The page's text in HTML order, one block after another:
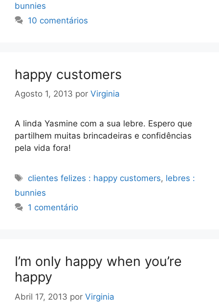
bunnies
10 comentários
happy customers
Agosto 1, 2013 por Virginia
A linda Yasmine com a sua lebre. Espero que
partilhem muitas brincadeiras e confidências
pela vida fora!
Etiquetas
clientes felizes : happy customers, lebres :
bunnies
1 comentário
I’m only happy when you’re
happy
Abril 17, 2013 por Virginia